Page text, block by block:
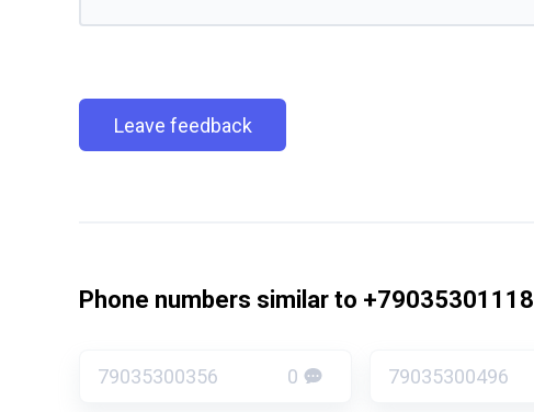
Leave feedback
Phone numbers similar to +79035301118
79035300356 0 79035300496